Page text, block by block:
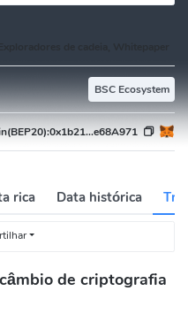
BSC Ecosystem
0x1b21...e68A971
rica Data histórica
de criptografia